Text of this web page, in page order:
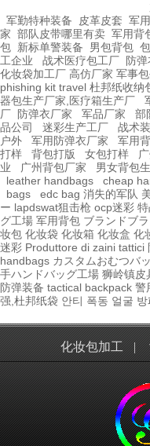
军勤特种装备
皮革皮套 军
家 部队皮带哪里有卖 军用背
包 新标单警装备 男包背包
工企业
战术医疗包工厂 防
化妆袋加工厂 高仿厂家 军事
phishing kit travel 杜邦纸收纳
器包生产厂家,医疗箱生产厂
厂
防弹衣厂家 军品厂家 部
品公司
迷彩生产工厂 战术
户外
军用防弹衣厂家 军用
打样
背包打版 女包打样
业
广州背包厂家 男女背包
leather handbags
cheap
bags
edc bag 消失的军队
ー lapdswat狙击枪 ocp迷彩
グ工場 军用背包 ブランドブ
妆包 化妆袋 化妆箱 化妆盒 化
迷彩 Produttore di zaini tattici
handbags カスタムおむつバ
手ハンドバッグ工場 狮岭镇皮
防弹装备 tactical backpack 警
强,杜邦纸袋 안티 폭동 얼굴
化妆包加工 |